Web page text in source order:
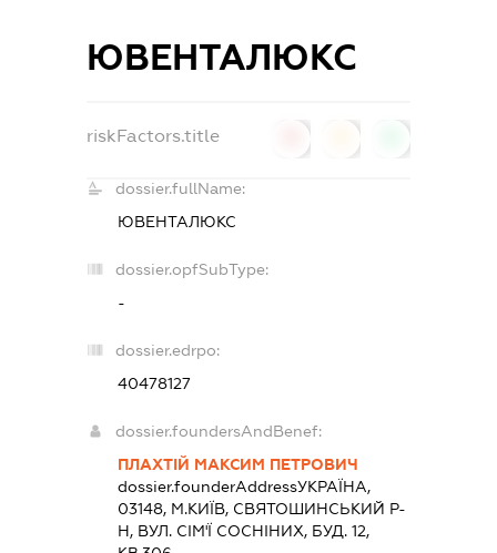
ЮВЕНТАЛЮКС
riskFactors.title
dossier.fullName:
ЮВЕНТАЛЮКС
dossier.opfSubType:
-
dossier.edrpo:
40478127
dossier.foundersAndBenef:
ПЛАХТІЙ МАКСИМ ПЕТРОВИЧ
dossier.founderAddressУКРАЇНА,
03148, М.КИЇВ, СВЯТОШИНСЬКИЙ Р-
Н, ВУЛ. СІМ'Ї СОСНІНИХ, БУД. 12,